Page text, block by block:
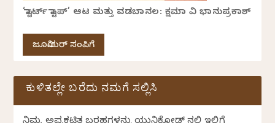
‘ಸ್ಟಾರ್ಟ್ ಸ್ಟಾಪ್’ ಆಟ ಮತ್ತು ವಡಬಾನಲ: ಕ್ಷಮಾ ವಿ ಭಾನುಪ್ರಕಾಶ್
ಜೂನಿಯರ್ ಸಂಪಿಗೆ
ಕುಳಿತಲ್ಲೇ ಬರೆದು ನಮಗೆ ಸಲ್ಲಿಸಿ